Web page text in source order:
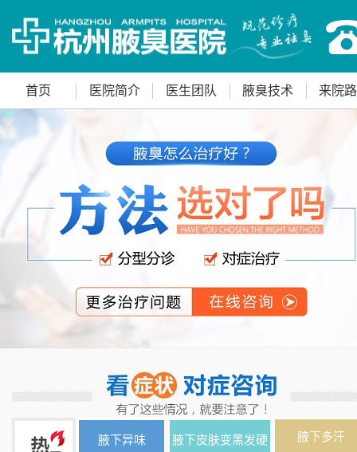
首页 医院简介 医生团队 腋臭技术 来院
腋下异味 腋下皮肤变黑发硬 腋下多汗